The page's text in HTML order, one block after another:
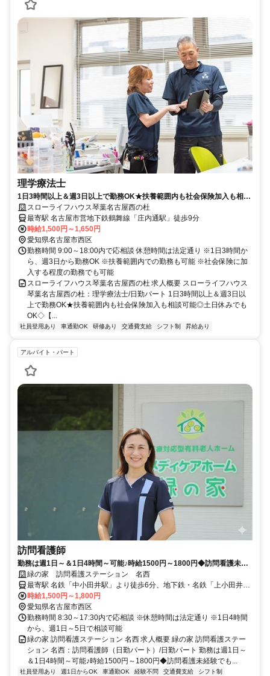
理学療法士
1日3時間以上＆週3日以上で勤務OK★扶養範囲内も社会保険加入も相談
可能◎土日休みでもOK◇【名古屋市西区、庄内通駅、住宅型有料老人ホ
ーム、理学療法士、日勤パート】※採用強化中
スローライフハウス琴葉名古屋西の杜
最寄駅 名古屋市営地下鉄鶴舞線「庄内通駅」徒歩9分
時給1,500円～1,650円
愛知県名古屋市西区
勤務時間 9:00～18:00内で応相談 休憩時間は法定通り ※1日3時間か
ら、週3日から勤務OK ※扶養範囲内での勤務も可能 ※社会保険に加
入する程度の勤務でも可能
スローライフハウス琴葉名古屋西の杜 求人概要 スローライフハウス
琴葉名古屋西の杜：理学療法士/日勤パート 1日3時間以上＆週3日以
上で勤務OK★扶養範囲内も社会保険加入も相談可能◎土日休みでも
OK◇【...
社員登用あり 車通勤OK 研修あり 交通費支給 シフト制 昇給あり
アルバイト・パート
訪問看護師
勤務は週1日～＆1日4時間～可能♪時給1500円～1800円◆訪問看護未経
験でも可能！入社祝い金支給◆【名古屋市西区、中小田井駅、訪問看護
ステーション、看護師、日勤パート】
緑の家 訪問看護ステーション 名西
最寄駅 名鉄「中小田井駅」より徒歩6分、地下鉄・名鉄「上小田井
駅」より徒歩8分
時給1,500円～1,800円
愛知県名古屋市西区
勤務時間 8:30～17:30内で応相談 ※休憩時間は法定通り ※1日4時間
から、週1日～5日で相談可能
緑の家 訪問看護ステーション 名西 求人概要 緑の家 訪問看護ステー
ション 名西：訪問看護師（日勤パート）/日勤パート 勤務は週1日～
＆1日4時間～可能♪時給1500円～1800円◆訪問看護未経験でも...
社員登用あり 週1日からOK 車通勤OK 経験不問 交通費支給
シフト制